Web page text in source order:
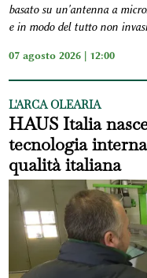
basato su un'antenna a
e in modo del tutto non
07 agosto 2026 | 12:00
L'ARCA OLEARIA
HAUS Italia
tecnologia
qualità italiana